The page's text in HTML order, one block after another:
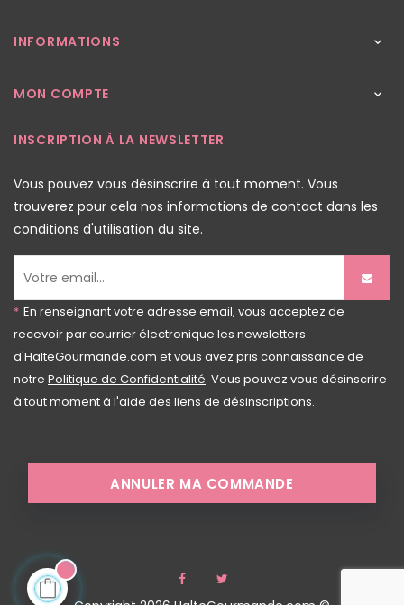
INFORMATIONS 
MON COMPTE 
INSCRIPTION À LA NEWSLETTER
Vous pouvez vous désinscrire à tout moment. Vous
trouverez pour cela nos informations de contact dans les
conditions d'utilisation du site.
* En renseignant votre adresse email, vous acceptez de
recevoir par courrier électronique les newsletters
d'HalteGourmande.com et vous avez pris connaissance de
notre Politique de Confidentialité. Vous pouvez vous désinscrire
à tout moment à l'aide des liens de désinscriptions.
ANNULER MA COMMANDE
Facebook